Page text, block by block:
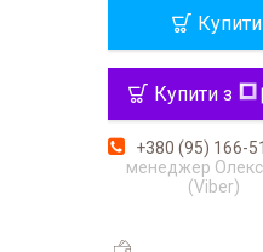
Купити
Купити з
+380 (95) 166-
менеджер
(Viber)